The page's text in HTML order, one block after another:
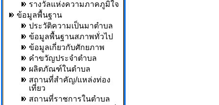
รางวัลแห่งความภาคภูมิใจ
ข้อมูลพื้นฐาน
ประวัติความเป็นมาตำบล
ข้อมูลพื้นฐานสภาพทั่วไป
ข้อมูลเกี่ยวกับศักยภาพ
คำขวัญประจำตำบล
ผลิตภัณฑ์ในตำบล
สถานที่สำคัญ/แหล่งท่อง
เที่ยว
สถานที่ราชการในตำบล